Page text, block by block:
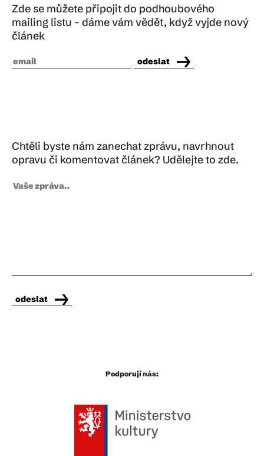
Zde se můžete připojit do podhoubového
mailing listu - dáme vám vědět, když vyjde nový
článek
odeslat
Chtěli byste nám zanechat zprávu, navrhnout
opravu či komentovat článek? Udělejte to zde.
odeslat
Podporují nás: